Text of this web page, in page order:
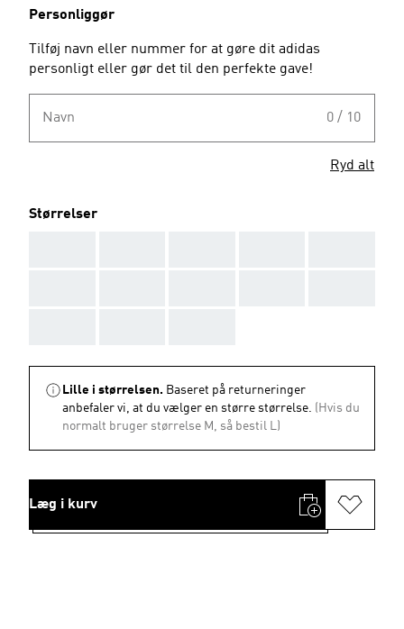
Personliggør
Tilføj navn eller nummer for at gøre dit adidas
personligt eller gør det til den perfekte gave!
Navn 0 / 10
Ryd alt
Størrelser
Lille i størrelsen. Baseret på returneringer
anbefaler vi, at du vælger en større størrelse. (Hvis du
normalt bruger størrelse M, så bestil L)
Læg i kurv